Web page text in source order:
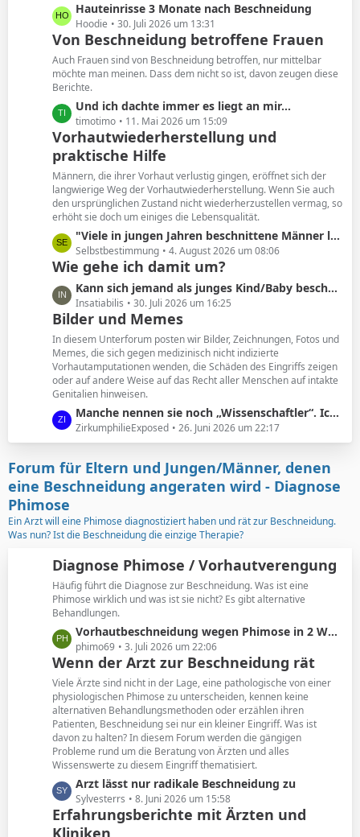
L
e
t
z
t
e
B
e
i
t
r
ä
g
e
Hauteinrisse 3 Monate nach Beschneidung
Hoodie 30. Juli 2026 um 13:31
Von Beschneidung betroffene Frauen
Auch Frauen sind von Beschneidung betroffen, nur mittelbar
möchte man meinen. Dass dem nicht so ist, davon zeugen diese
Berichte.
L
e
t
z
t
e
B
e
i
t
r
ä
g
e
Und ich dachte immer es liegt an mir...
timotimo 11. Mai 2026 um 15:09
Vorhautwiederherstellung und
praktische Hilfe
Männern, die ihrer Vorhaut verlustig gingen, eröffnet sich der
langwierige Weg der Vorhautwiederherstellung. Wenn Sie auch
den ursprünglichen Zustand nicht wiederherzustellen vermag, so
erhöht sie doch um einiges die Lebensqualität.
L
e
t
z
t
e
B
e
i
t
r
ä
g
e
"Viele in jungen Jahren beschnittene Männer leiden unter den Folgen. Und wollen ihre Vorhaut zurück. "
Selbstbestimmung 4. August 2026 um 08:06
Wie gehe ich damit um?
L
e
t
z
t
e
B
e
i
t
ä
g
e
Kann sich jemand als junges Kind/Baby beschnittener noch an seine Vorhaut erinnern?
Insatiabilis 30. Juli 2026 um 16:25
Bilder und Memes
In diesem Unterforum posten wir Bilder, Zeichnungen, Fotos und
Memes, die sich gegen medizinisch nicht indizierte
Vorhautamputationen wenden, die Schäden des Eingriffs zeigen
oder auf andere Weise auf das Recht aller Menschen auf intakte
Genitalien hinweisen.
L
e
t
t
e
B
e
i
t
r
ä
g
e
Manche nennen sie noch „Wissenschaftler“. Ich nenne sie geldgesteuerte Marionetten.
ZirkumphilieExposed 26. Juni 2026 um 22:17
Forum für Eltern und Jungen/Männer, denen
eine Beschneidung angeraten wird - Diagnose
Phimose
Ein Arzt will eine Phimose diagnostiziert haben und rät zur Beschneidung.
Was nun? Ist die Beschneidung die einzige Therapie?
Diagnose Phimose / Vorhautverengung
Häufig führt die Diagnose zur Beschneidung. Was ist eine
Phimose wirklich und was ist sie nicht? Es gibt alternative
Behandlungen.
L
e
t
z
t
e
B
e
i
r
ä
g
Vorhautbeschneidung wegen Phimose in 2 Wochen
phimo69 3. Juli 2026 um 22:06
Wenn der Arzt zur Beschneidung rät
Viele Ärzte sind nicht in der Lage, eine pathologische von einer
physiologischen Phimose zu unterscheiden, kennen keine
alternativen Behandlungsmethoden oder erzählen ihren
Patienten, Beschneidung sei nur ein kleiner Eingriff. Was ist
davon zu halten? In diesem Forum werden die gängigen
Probleme rund um die Beratung von Ärzten und alles
Wissenswerte zu diesem Eingriff thematisiert.
L
e
t
z
Arzt lässt nur radikale Beschneidung zu
Sylvesterrs 8. Juni 2026 um 15:58
Erfahrungsberichte mit Ärzten und
Kliniken